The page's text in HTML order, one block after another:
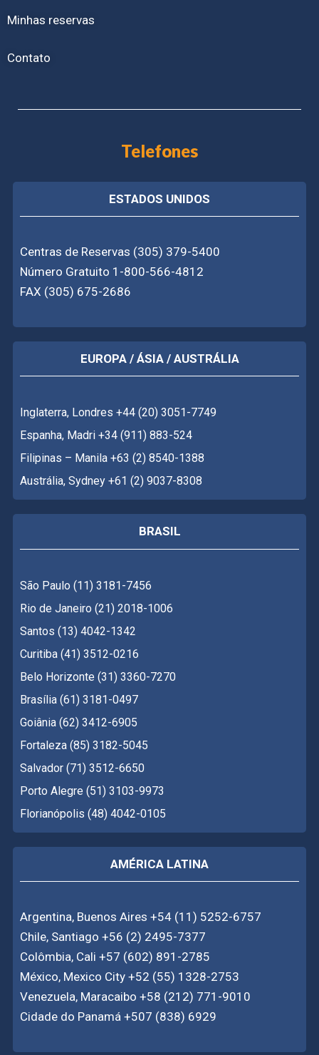
Minhas reservas
Contato
Telefones
ESTADOS UNIDOS
Centras de Reservas (305) 379-5400
Número Gratuito 1-800-566-4812
FAX (305) 675-2686
EUROPA / ÁSIA / AUSTRÁLIA
Inglaterra, Londres +44 (20) 3051-7749
Espanha, Madri +34 (911) 883-524
Filipinas – Manila +63 (2) 8540-1388
Austrália, Sydney +61 (2) 9037-8308
BRASIL
São Paulo (11) 3181-7456
Rio de Janeiro (21) 2018-1006
Santos (13) 4042-1342
Curitiba (41) 3512-0216
Belo Horizonte (31) 3360-7270
Brasília (61) 3181-0497
Goiânia (62) 3412-6905
Fortaleza (85) 3182-5045
Salvador (71) 3512-6650
Porto Alegre (51) 3103-9973
Florianópolis (48) 4042-0105
AMÉRICA LATINA
Argentina, Buenos Aires +54 (11) 5252-6757
Chile, Santiago +56 (2) 2495-7377
Colômbia, Cali +57 (602) 891-2785
México, Mexico City +52 (55) 1328-2753
Venezuela, Maracaibo +58 (212) 771-9010
Cidade do Panamá +507 (838) 6929